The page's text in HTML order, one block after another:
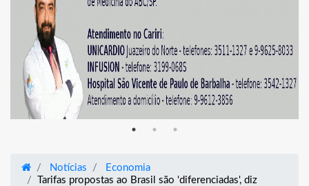
Notícias
Economia
Tarifas propostas ao Brasil são 'diferenciadas', diz